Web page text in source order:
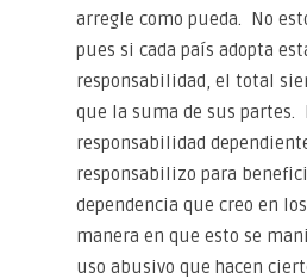
arregle como pueda. No
pues si cada país adopta
responsabilidad, el total
que la suma de sus partes.
responsabilidad
responsabilizo para
dependencia que creo en
manera en que esto se
uso abusivo que hacen